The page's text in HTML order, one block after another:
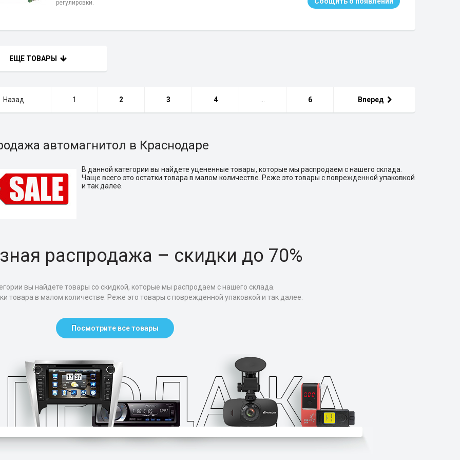
регулировки.
ЕЩЕ ТОВАРЫ
Назад 1 2 3 4 6 Вперед
автомагнитол в Краснодаре
В данной категории вы найдете уцененные товары, которые мы распродаем с нашего склада.
Чаще всего это остатки товара в малом количестве. Реже это товары с поврежденной упаковкой
и так далее.
распродажа – скидки до 70%
вы найдете товары со скидкой, которые мы распродаем с нашего склада.
товара в малом количестве. Реже это товары с поврежденной упаковкой и так далее.
Посмотрите все товары